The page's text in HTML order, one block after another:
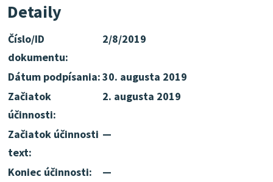
Detaily
Číslo/ID
dokumentu:
2/8/2019
Dátum podpísania:30. augusta 2019
Začiatok
účinnosti:
2. augusta 2019
Začiatok účinnosti
text:
—
Koniec účinnosti:
—